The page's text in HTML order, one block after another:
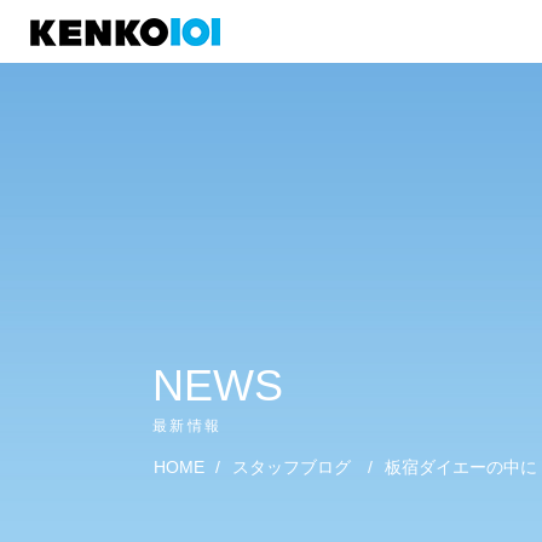
NEWS
最新情報
HOME / スタッフブログ / 板宿ダイエーの中に